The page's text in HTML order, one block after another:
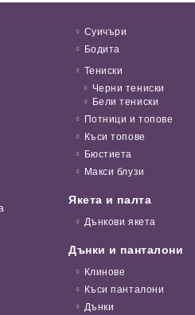
Суичъри
Бодита
Тениски
Черни тениски
Бели тениски
Потници и топове
Къси топове
Бюстиета
Макси блузи
Якета и палта
Дънкови якета
Дънки и панталони
Клинове
Къси панталони
Дънки